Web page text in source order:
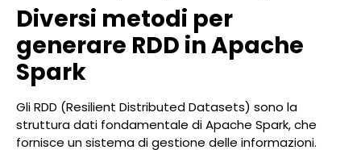
Diversi metodi per
generare RDD in Apache
Spark
Gli RDD (Resilient Distributed Datasets) sono la
struttura dati fondamentale di Apache Spark, che
fornisce un sistema di gestione delle informazioni.